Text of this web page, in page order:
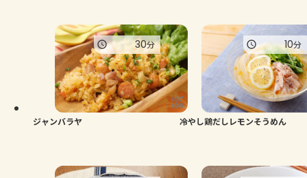
ジャンバラヤ
30分
冷やし鶏だしレモンそうめん
10分